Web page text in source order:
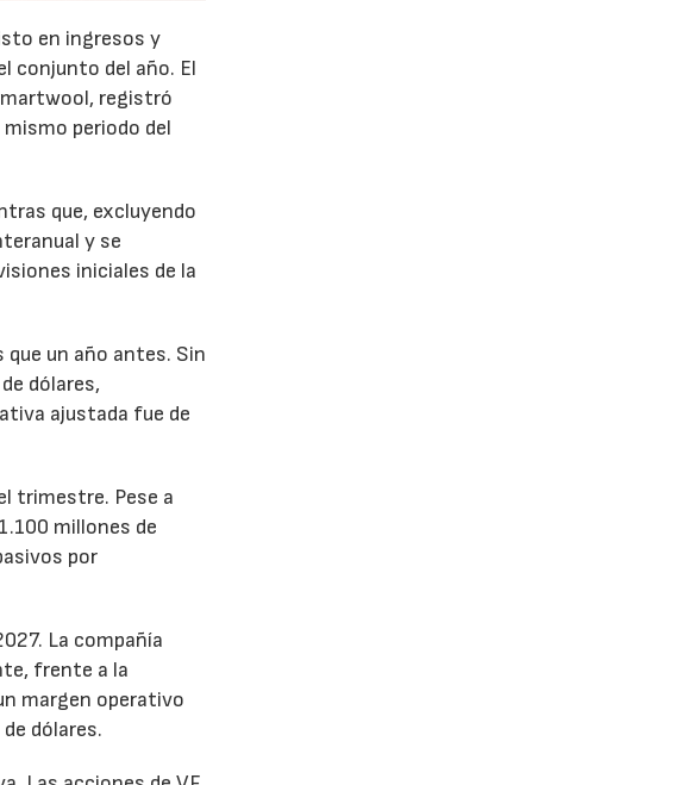
en ingresos y
conjunto del año. El
registró
periodo del
que, excluyendo
y se
iniciales de la
un año antes. Sin
dólares,
ajustada fue de
trimestre. Pese a
millones de
por
La compañía
frente a la
margen operativo
dólares.